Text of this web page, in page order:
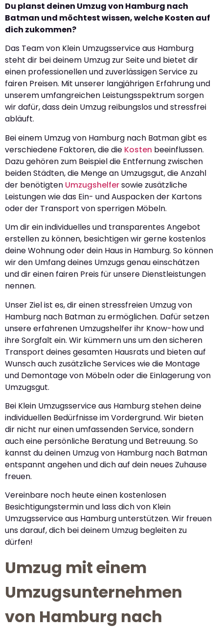
Du planst deinen Umzug von Hamburg nach
Batman und möchtest wissen, welche Kosten auf
dich zukommen?
Das Team von Klein Umzugsservice aus Hamburg
steht dir bei deinem Umzug zur Seite und bietet dir
einen professionellen und zuverlässigen Service zu
fairen Preisen. Mit unserer langjährigen Erfahrung und
unserem umfangreichen Leistungsspektrum sorgen
wir dafür, dass dein Umzug reibungslos und stressfrei
abläuft.
Bei einem Umzug von Hamburg nach Batman gibt es
verschiedene Faktoren, die die Kosten beeinflussen.
Dazu gehören zum Beispiel die Entfernung zwischen
beiden Städten, die Menge an Umzugsgut, die Anzahl
der benötigten Umzugshelfersowie zusätzliche
Leistungen wie das Ein- und Auspacken der Kartons
oder der Transport von sperrigen Möbeln.
Um dir ein individuelles und transparentes Angebot
erstellen zu können, besichtigen wir gerne kostenlos
deine Wohnung oder dein Haus in Hamburg. So können
wir den Umfang deines Umzugs genau einschätzen
und dir einen fairen Preis für unsere Dienstleistungen
nennen.
Unser Ziel ist es, dir einen stressfreien Umzug von
Hamburg nach Batman zu ermöglichen. Dafür setzen
unsere erfahrenen Umzugshelfer ihr Know-how und
ihre Sorgfalt ein. Wir kümmern uns um den sicheren
Transport deines gesamten Hausrats und bieten auf
Wunsch auch zusätzliche Services wie die Montage
und Demontage von Möbeln oder die Einlagerung von
Umzugsgut.
Bei Klein Umzugsservice aus Hamburg stehen deine
individuellen Bedürfnisse im Vordergrund. Wir bieten
dir nicht nur einen umfassenden Service, sondern
auch eine persönliche Beratung und Betreuung. So
kannst du deinen Umzug von Hamburg nach Batman
entspannt angehen und dich auf dein neues Zuhause
freuen.
Vereinbare noch heute einen kostenlosen
Besichtigungstermin und lass dich von Klein
Umzugsservice aus Hamburg unterstützen. Wir freuen
uns darauf, dich bei deinem Umzug begleiten zu
dürfen!
Umzug mit einem
Umzugsunternehmen
von Hamburg nach